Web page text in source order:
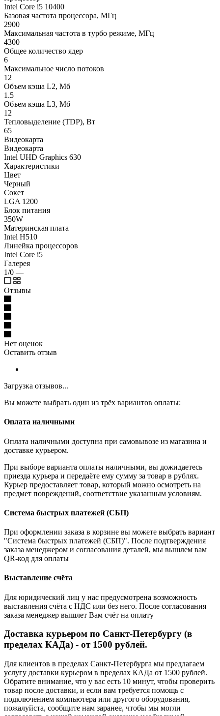
Intel Core i5 10400
Базовая частота процессора, МГц
2900
Максимальная частота в турбо режиме, МГц
4300
Общее количество ядер
6
Максимальное число потоков
12
Объем кэша L2, Мб
1.5
Объем кэша L3, Мб
12
Тепловыделение (TDP), Вт
65
Видеокарта
Видеокарта
Intel UHD Graphics 630
Характеристики
Цвет
Черный
Сокет
LGA 1200
Блок питания
350W
Материнская плата
Intel H510
Линейка процессоров
Intel Core i5
Галерея
1/0 —
Отзывы
Нет оценок
Оставить отзыв
Загрузка отзывов...
Вы можете выбрать один из трёх вариантов оплаты:
Оплата наличными
Оплата наличными доступна при самовывозе из магазина и
доставке курьером.
При выборе варианта оплаты наличными, вы дожидаетесь
приезда курьера и передаёте ему сумму за товар в рублях.
Курьер предоставляет товар, который можно осмотреть на
предмет повреждений, соответствие указанным условиям.
Система быстрых платежей (СБП)
При оформлении заказа в корзине вы можете выбрать вариант
"Система быстрых платежей (СБП)". После подтверждения
заказа менеджером и согласования деталей, мы вышлем вам
QR-код для оплаты
Выставление счёта
Для юридический лиц у нас предусмотрена возможность
выставления счёта с НДС или без него. После согласования
заказа менеджер вышлет Вам счёт на оплату
Доставка курьером по Санкт-Петербургу (в
пределах КАДа) - от 1500 рублей.
Для клиентов в пределах Санкт-Петербурга мы предлагаем
услугу доставки курьером в пределах КАДа от 1500 рублей.
Обратите внимание, что у вас есть 10 минут, чтобы проверить
товар после доставки, и если вам требуется помощь с
подключением компьютера или другого оборудования,
пожалуйста, сообщите нам заранее, чтобы мы могли